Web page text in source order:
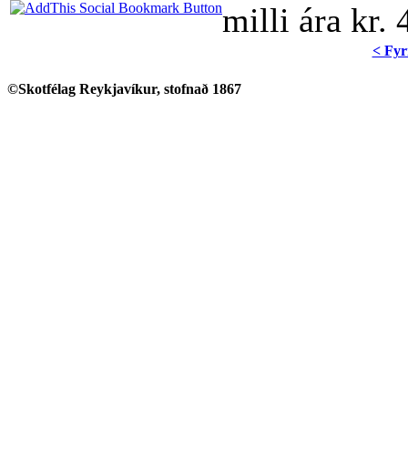
milli ára kr.
<
©Skotfélag Reykjavíkur, stofnað 1867